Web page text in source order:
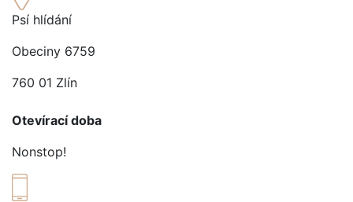
Psí hlídání
Obeciny 6759
760 01 Zlín
Otevírací doba
Nonstop!